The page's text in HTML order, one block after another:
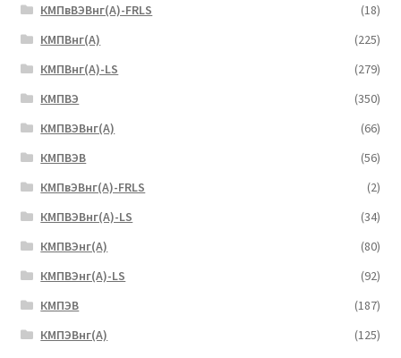
КМПвВЭВнг(А)-FRLS
(18)
КМПВнг(А)
(225)
КМПВнг(А)-LS
(279)
КМПВЭ
(350)
КМПВЭBнг(А)
(66)
КМПВЭВ
(56)
КМПвЭВнг(А)-FRLS
(2)
КМПВЭВнг(А)-LS
(34)
КМПВЭнг(А)
(80)
КМПВЭнг(А)-LS
(92)
КМПЭВ
(187)
КМПЭВнг(А)
(125)